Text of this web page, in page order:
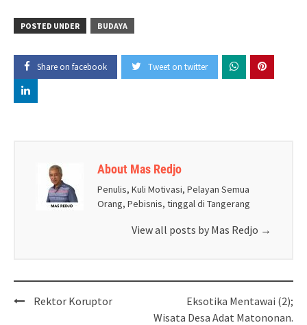
POSTED UNDER BUDAYA
Share on facebook Tweet on twitter
About Mas Redjo
Penulis, Kuli Motivasi, Pelayan Semua
Orang, Pebisnis, tinggal di Tangerang
View all posts by Mas Redjo →
PostRektor Koruptor
Eksotika Mentawai (2);
Wisata Desa Adat Matononan.